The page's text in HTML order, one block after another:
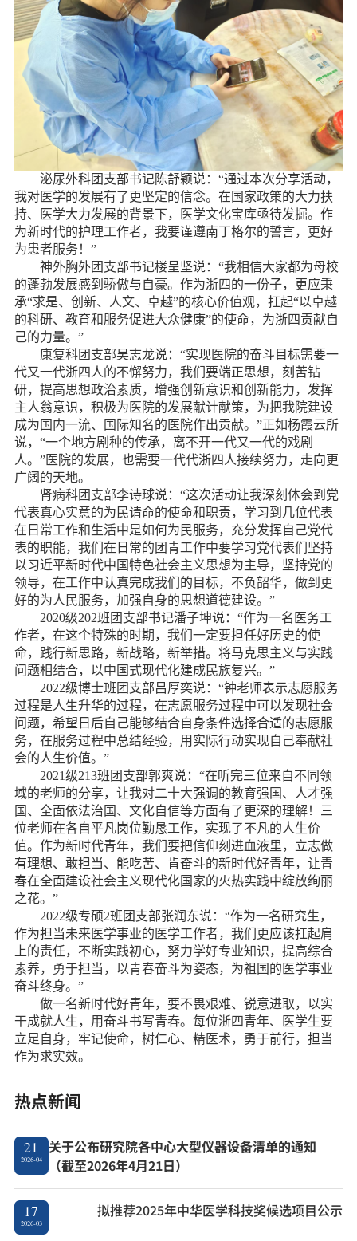
泌尿外科团支部书记陈舒颖说：“通过本次分享活动，
我对医学的发展有了更坚定的信念。在国家政策的大力扶
持、医学大力发展的背景下，医学文化宝库亟待发掘。作
为新时代的护理工作者，我要谨遵南丁格尔的誓言，更好
为患者服务！”
神外胸外团支部书记楼呈坚说：“我相信大家都为母校
的蓬勃发展感到骄傲与自豪。作为浙四的一份子，更应秉
承“求是、创新、人文、卓越”的核心价值观，扛起“以卓越
的科研、教育和服务促进大众健康”的使命，为浙四贡献自
己的力量。”
康复科团支部吴志龙说：“实现医院的奋斗目标需要一
代又一代浙四人的不懈努力，我们要端正思想，刻苦钻
研，提高思想政治素质，增强创新意识和创新能力，发挥
主人翁意识，积极为医院的发展献计献策，为把我院建设
成为国内一流、国际知名的医院作出贡献。”正如杨霞云所
说，“一个地方剧种的传承，离不开一代又一代的戏剧
人。”医院的发展，也需要一代代浙四人接续努力，走向更
广阔的天地。
肾病科团支部李诗球说：“这次活动让我深刻体会到党
代表真心实意的为民请命的使命和职责，学习到几位代表
在日常工作和生活中是如何为民服务，充分发挥自己党代
表的职能，我们在日常的团青工作中要学习党代表们坚持
以习近平新时代中国特色社会主义思想为主导，坚持党的
领导，在工作中认真完成我们的目标，不负韶华，做到更
好的为人民服务，加强自身的思想道德建设。”
2020级202班团支部书记潘子坤说：“作为一名医务工
作者，在这个特殊的时期，我们一定要担任好历史的使
命，践行新思路，新战略，新举措。将马克思主义与实践
问题相结合，以中国式现代化建成民族复兴。 ”
2022级博士班团支部吕厚奕说：“钟老师表示志愿服务
过程是人生升华的过程，在志愿服务过程中可以发现社会
问题，希望日后自己能够结合自身条件选择合适的志愿服
务，在服务过程中总结经验，用实际行动实现自己奉献社
会的人生价值。”
2021级213班团支部郭爽说：“在听完三位来自不同领
域的老师的分享，让我对二十大强调的教育强国、人才强
国、全面依法治国、文化自信等方面有了更深的理解！三
位老师在各自平凡岗位勤恳工作，实现了不凡的人生价
值。作为新时代青年，我们要把信仰刻进血液里，立志做
有理想、敢担当、能吃苦、肯奋斗的新时代好青年，让青
春在全面建设社会主义现代化国家的火热实践中绽放绚丽
之花。”
2022级专硕2班团支部张润东说：“作为一名研究生，
作为担当未来医学事业的医学工作者，我们更应该扛起肩
上的责任，不断实践初心，努力学好专业知识，提高综合
素养，勇于担当，以青春奋斗为姿态，为祖国的医学事业
奋斗终身。”
做一名新时代好青年，要不畏艰难、锐意进取，以实
干成就人生，用奋斗书写青春。每位浙四青年、医学生要
立足自身，牢记使命，树仁心、精医术，勇于前行，担当
作为求实效。
热点新闻
21
2026-04
关于公布研究院各中心大型仪器设备清单的通知
（截至2026年4月21日）
17
2026-03
拟推荐2025年中华医学科技奖候选项目公示